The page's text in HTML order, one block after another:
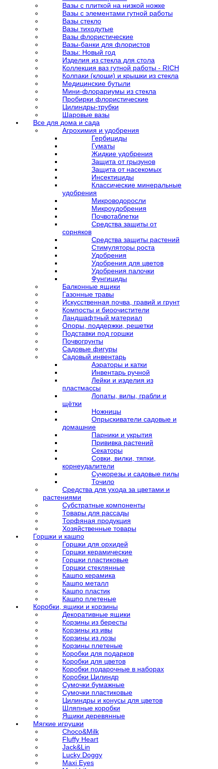
Вазы с плиткой на низкой ножке
Вазы с элементами гутной работы
Вазы стекло
Вазы тиходутые
Вазы флористические
Вазы-банки для флористов
Вазы: Новый год
Изделия из стекла для стола
Коллекция ваз гутной работы - RICH
Колпаки (клоши) и крышки из стекла
Медицинские бутыли
Мини-флорариумы из стекла
Пробирки флористические
Цилиндры-трубки
Шаровые вазы
Все для дома и сада
Агрохимия и удобрения
Гербициды
Гуматы
Жидкие удобрения
Защита от грызунов
Защита от насекомых
Инсектициды
Классические минеральные
удобрения
Микроводоросли
Микроудобрения
Почвотаблетки
Средства защиты от
сорняков
Средства защиты растений
Стимуляторы роста
Удобрения
Удобрения для цветов
Удобрения палочки
Фунгициды
Балконные ящики
Газонные травы
Искусственная почва, гравий и грунт
Компосты и биоочистители
Ландшафтный материал
Опоры, поддержки, решетки
Подставки под горшки
Почвогрунты
Садовые фигуры
Садовый инвентарь
Аэраторы и катки
Инвентарь ручной
Лейки и изделия из
пластмассы
Лопаты, вилы, грабли и
щётки
Ножницы
Опрыскиватели садовые и
домашние
Парники и укрытия
Прививка растений
Секаторы
Совки, вилки, тяпки,
корнеудалители
Сучкорезы и садовые пилы
Точило
Средства для ухода за цветами и
растениями
Субстратные компоненты
Товары для рассады
Торфяная продукция
Хозяйственные товары
Горшки и кашпо
Горшки для орхидей
Горшки керамические
Горшки пластиковые
Горшки стеклянные
Кашпо керамика
Кашпо металл
Кашпо пластик
Кашпо плетеные
Коробки, ящики и корзины
Декоративные ящики
Корзины из бересты
Корзины из ивы
Корзины из лозы
Корзины плетеные
Коробки для подарков
Коробки для цветов
Коробки подарочные в наборах
Коробки Цилиндр
Сумочки бумажные
Сумочки пластиковые
Цилиндры и конусы для цветов
Шляпные коробки
Ящики деревянные
Мягкие игрушки
Choco&Milk
Fluffy Heart
Jack&Lin
Lucky Doggy
Maxi Eyes